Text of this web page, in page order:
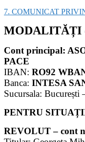
7. COMUNICAT
MODALITĂȚI
Cont principal:
PACE
IBAN: RO92
Banca: INTESA
Sucursala: București
PENTRU
REVOLUT – cont